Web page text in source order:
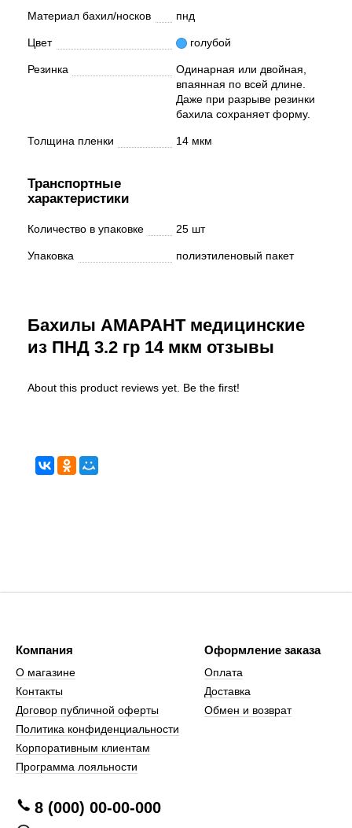
Материал бахил/носков пнд
Цвет голубой
Резинка
Одинарная или двойная,
впаянная по всей длине.
Даже при разрыве резинки
бахила сохраняет форму.
Толщина пленки 14 мкм
Транспортные
характеристики
Количество в упаковке 25 шт
Упаковка полиэтиленовый пакет
Бахилы АМАРАНТ медицинские
из ПНД 3.2 гр 14 мкм отзывы
About this product reviews yet. Be the first!
Компания
О магазине
Контакты
Договор публичной оферты
Политика конфиденциальности
Корпоративным клиентам
Программа лояльности
Оформление заказа
Оплата
Доставка
Обмен и возврат
8 (000) 00-00-000